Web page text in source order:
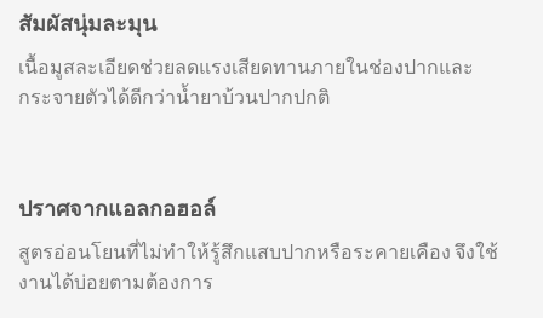
สัมผัสนุ่มละมุน
เนื้อมูสละเอียดช่วยลดแรงเสียดทานภายในช่องปากและ
กระจายตัวได้ดีกว่าน้ำยาบ้วนปากปกติ
ปราศจากแอลกอฮอล์
สูตรอ่อนโยนที่ไม่ทำให้รู้สึกแสบปากหรือระคายเคือง จึงใช้
งานได้บ่อยตามต้องการ